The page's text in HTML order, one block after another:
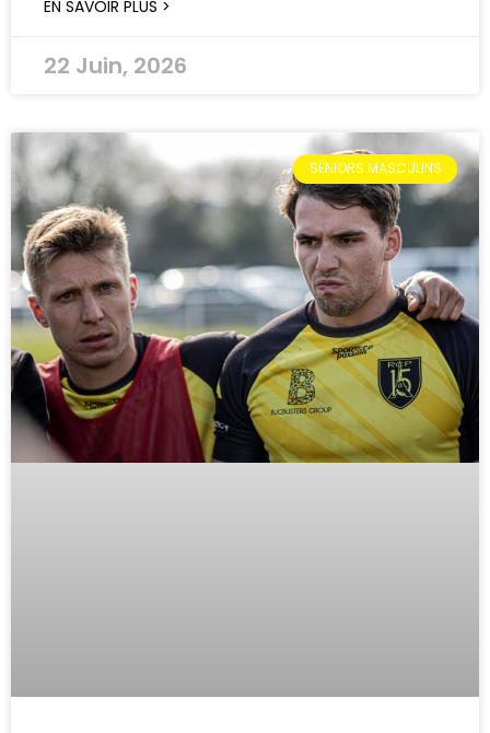
EN SAVOIR PLUS >
22 Juin, 2026
SÉNIORS MASCULINS